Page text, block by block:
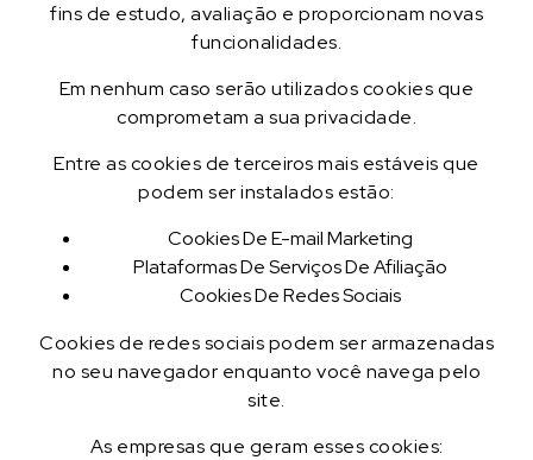
fins de estudo, avaliação e proporcionam novas
funcionalidades.
Em nenhum caso serão utilizados cookies que
comprometam a sua privacidade.
Entre as cookies de terceiros mais estáveis que
podem ser instalados estão:
Cookies De E-mail Marketing
Plataformas De Serviços De Afiliação
Cookies De Redes Sociais
Cookies de redes sociais podem ser armazenadas
no seu navegador enquanto você navega pelo
site.
As empresas que geram esses cookies: